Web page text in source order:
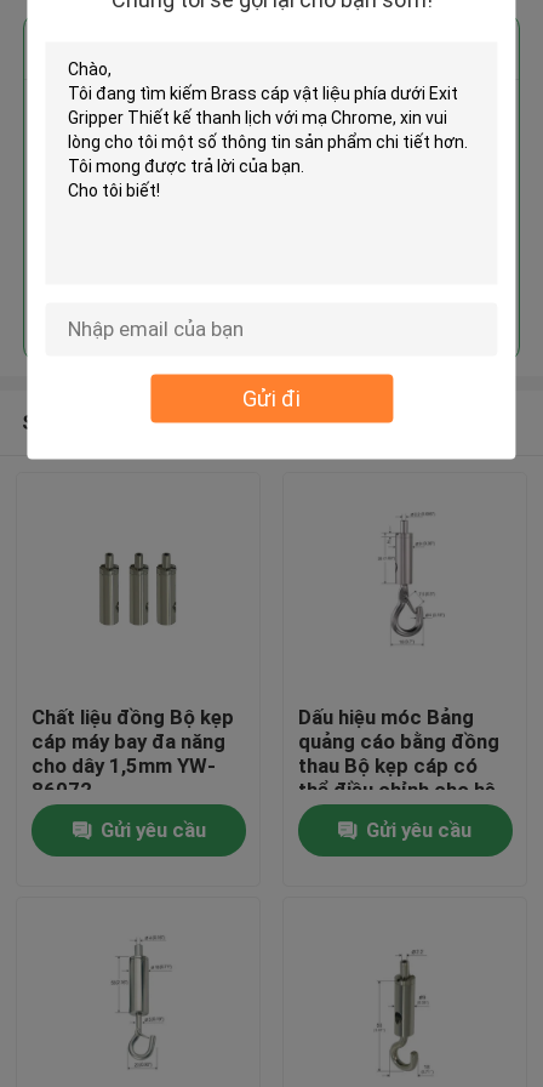
Gửi đi
Brass cáp vật liệu phía dưới Exit
Gripper Thiết kế thanh lịch với
mạ Chrome
Sản phẩm khuyến cáo
Chất liệu đồng Bộ kẹp
cáp máy bay đa năng
cho dây 1,5mm YW-
86072
Gửi yêu cầu
Dấu hiệu móc Bảng
quảng cáo bằng đồng
thau Bộ kẹp cáp có
thể điều chỉnh cho hệ
thống treo
Gửi yêu cầu